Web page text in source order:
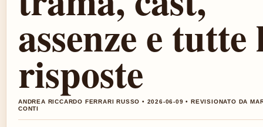
assenze e tutte
risposte
ANDREA RICCARDO FERRARI RUSSO • 2026-06-09 • REVISIONATO DA
CONTI